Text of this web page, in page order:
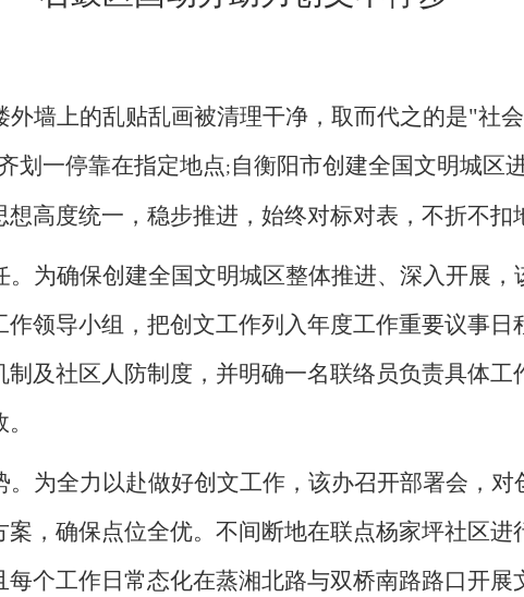
外墙上的乱贴乱画被清理干净，取而代之的是"社
划一停靠在指定地点; 自衡阳市创建全国文明城区
高度统一，稳步推进，始终对标对表，不折不扣
。 为确保创建全国文明城区整体推进、深入开展，
作领导小组，把创文工作列入年度工作重要议事日
及社区人防制度，并明确一名联络员负责具体
。 为全力以赴做好创文工作，该办召开部署会，
，确保点位全优。不间断地在联点杨家坪社区进
每个工作日常态化在蒸湘北路与双桥南路路口开展